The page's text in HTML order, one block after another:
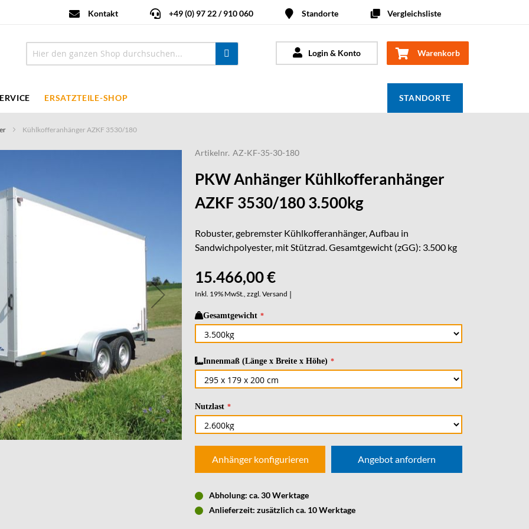
Kontakt +49 (0) 97 22 / 910 060 Standorte Vergleichsliste
Warenkorb
Login & Konto
ERSATZTEILE-SHOP STANDORTE
Kühlkofferanhänger AZKF 3530/180
Artikelnr. AZ-KF-35-30-180
PKW Anhänger Kühlkofferanhänger
AZKF 3530/180 3.500kg
Robuster, gebremster Kühlkofferanhänger, Aufbau in
Sandwichpolyester, mit Stützrad. Gesamtgewicht (zGG): 3.500 kg
15.466,00 €
Inkl. 19% MwSt., zzgl.Versand |
Gesamtgewicht
Innenmaß (Länge x Breite x Höhe)
Nutzlast
Anhänger konfigurieren Angebot anfordern
Abholung: ca. 30 Werktage
Anlieferzeit: zusätzlich ca. 10 Werktage